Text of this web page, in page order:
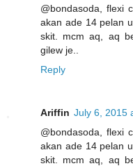
@bondasoda, flexi
akan ade 14 pelan
skit. mcm aq, aq
gilew je..
Reply
Ariffin July 6, 2015
@bondasoda, flexi
akan ade 14 pelan
skit. mcm aq, aq